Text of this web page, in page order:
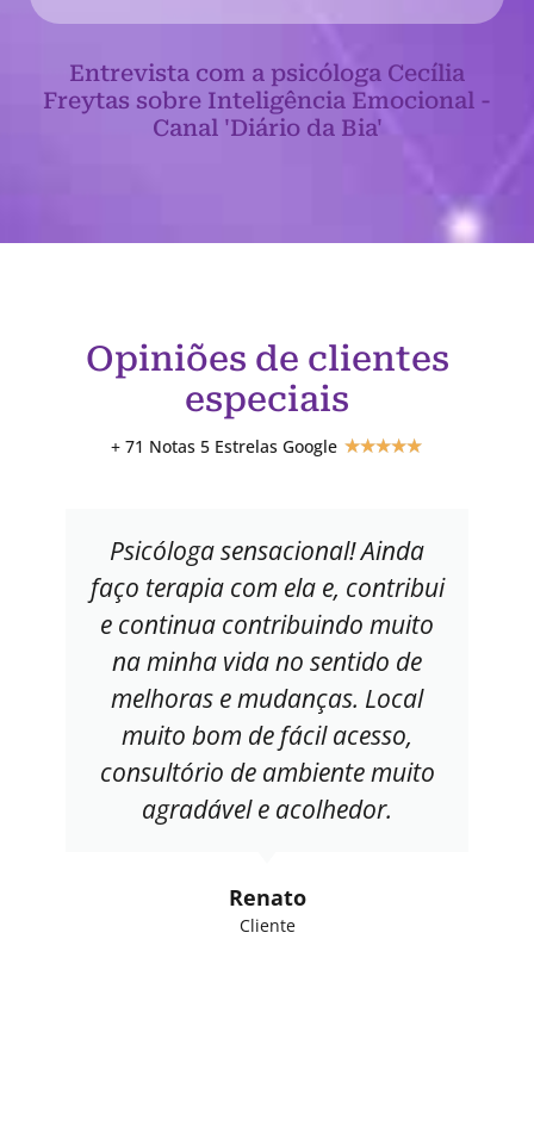
Entrevista com a psicóloga Cecília
Freytas sobre Inteligência Emocional -
Canal 'Diário da Bia'
Opiniões de clientes
especiais
+ 71 Notas 5 Estrelas Google ★★★★★
Psicóloga sensacional! Ainda
faço terapia com ela e, contribui
e continua contribuindo muito
na minha vida no sentido de
melhoras e mudanças. Local
muito bom de fácil acesso,
consultório de ambiente muito
agradável e acolhedor.
Renato
Cliente